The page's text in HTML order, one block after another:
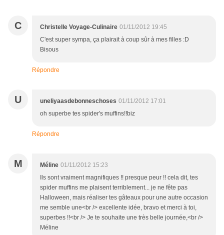
C Christelle Voyage-Culinaire 01/11/2012 19:45
C'est super sympa, ça plairait à coup sûr à mes filles :D
Bisous
Répondre
U uneliyaasdebonneschoses 01/11/2012 17:01
oh superbe tes spider's muffins!!biz
Répondre
M Méline 01/11/2012 15:23
Ils sont vraiment magnifiques !! presque peur !! cela dit, tes
spider muffins me plaisent terriblement... je ne fête pas
Halloween, mais réaliser tes gâteaux pour une autre occasion
me semble une<br /> excellente idée, bravo et merci à toi,
superbes !!<br /> Je te souhaite une très belle journée,<br />
Méline